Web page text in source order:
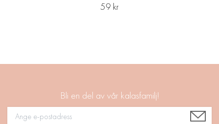
59 kr
Bli en del av vår kalasfamilj!